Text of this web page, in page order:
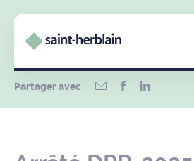
Partager avec